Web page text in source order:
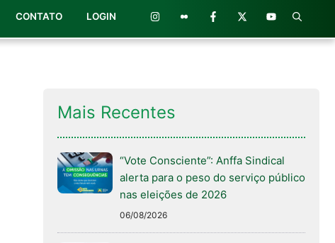
CONTATO LOGIN
Mais Recentes
“Vote Consciente”: Anffa Sindical
alerta para o peso do serviço público
nas eleições de 2026
06/08/2026